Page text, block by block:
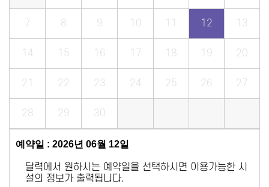
7 8 9 10 11 12 13
14 15 16 17 18 19 20
21 22 23 24 25 26 27
28 29 30
예약일 : 2026년 06월 12일
달력에서 원하시는 예약일을 선택하시면 이용가능한 시
설의 정보가 출력됩니다.